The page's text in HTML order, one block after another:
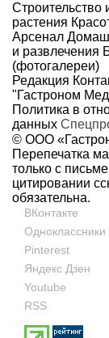
Строительство
растения
Арсенал
и развлечения
(фотогалереи)
Редакция
"Гастроном
Политика в
данных
© ООО
Перепечатка
только с
цитировании
обязательна.
ВКонтакте
Одноклассники
Pinterest
Яндекс Дзен
Youtube
RSS